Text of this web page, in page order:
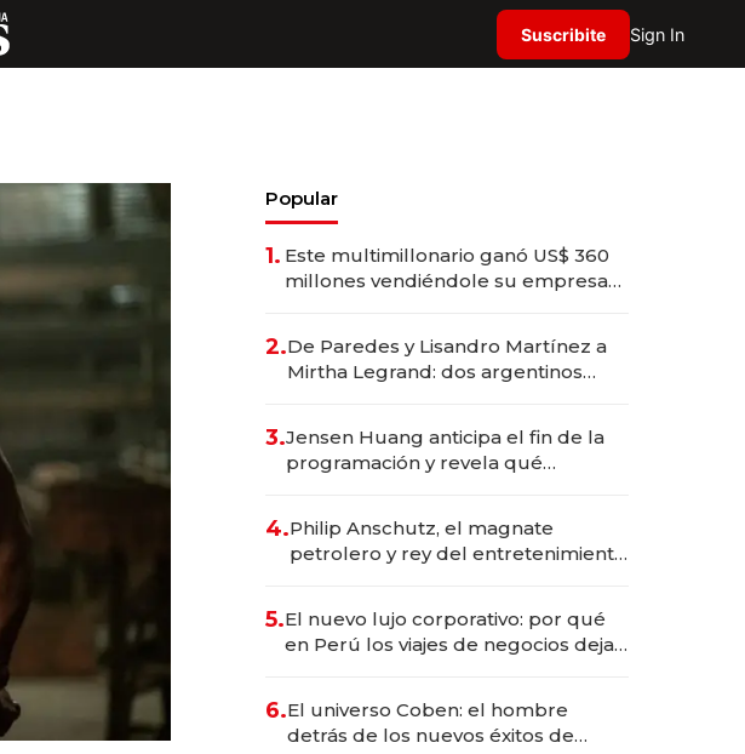
Suscribite Sign In
Popular
1. Este multimillonario ganó US$ 360
millones vendiéndole su empresa
2.De Paredes y Lisandro Martínez a
Mirtha Legrand: dos argentinos
3.Jensen Huang anticipa el fin de la
programación y revela qué
4.Philip Anschutz, el magnate
petrolero y rey del entretenimiento
5.El nuevo lujo corporativo: por qué
en Perú los viajes de negocios dejan
6.El universo Coben: el hombre
detrás de los nuevos éxitos de